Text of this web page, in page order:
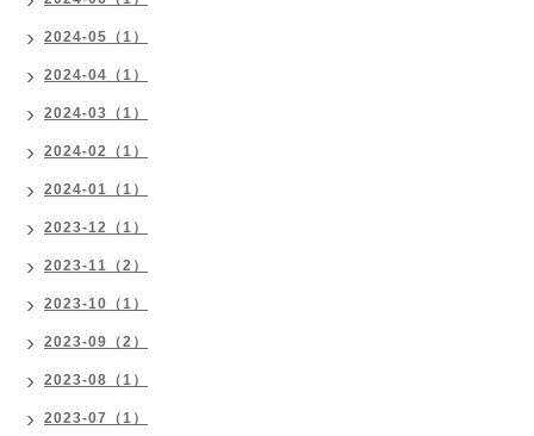
2024-05（1）
2024-04（1）
2024-03（1）
2024-02（1）
2024-01（1）
2023-12（1）
2023-11（2）
2023-10（1）
2023-09（2）
2023-08（1）
2023-07（1）